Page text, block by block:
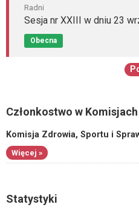
Radni
Sesja nr XXIII w dniu 23
Obecna
Członkostwo w Komisjach
Komisja Zdrowia, Sportu i
Więcej »
Statystyki